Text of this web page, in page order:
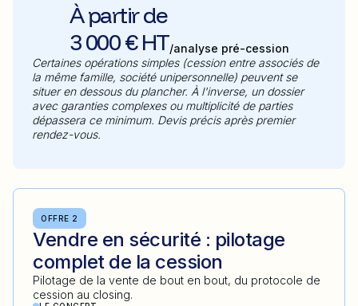
À partir de
3 000 € HT/analyse pré-cession
Certaines opérations simples (cession entre associés de
la même famille, société unipersonnelle) peuvent se
situer en dessous du plancher. À l'inverse, un dossier
avec garanties complexes ou multiplicité de parties
dépassera ce minimum. Devis précis après premier
rendez-vous.
OFFRE 2
Vendre en sécurité : pilotage
complet de la cession
Pilotage de la vente de bout en bout, du protocole de
cession au closing.